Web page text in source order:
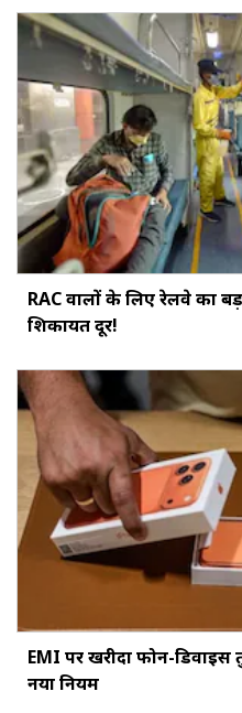
RAC वालों के लिए रेलवे का
शिकायत दूर!
EMI पर खरीदा फोन-डिवाइस
नया नियम